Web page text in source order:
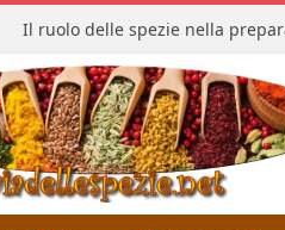
Il ruolo delle spezie nella